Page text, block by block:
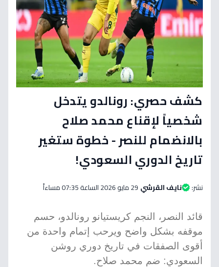
كشف حصري: رونالدو يتدخل
شخصياً لإقناع محمد صلاح
بالانضمام للنصر - خطوة ستغير
تاريخ الدوري السعودي!
نشر: نايف القرشي 29 مايو 2026 الساعة 07:35 مساءاً
قائد النصر، النجم كريستيانو رونالدو، حسم
موقفه بشكل واضح ويرحب إتمام واحدة من
أقوى الصفقات في تاريخ دوري روشن
السعودي: ضم محمد صلاح.